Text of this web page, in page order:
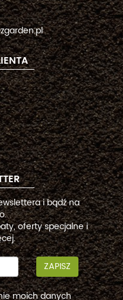
i bądź na
oferty specjalne i
ZAPISZ
moich danych